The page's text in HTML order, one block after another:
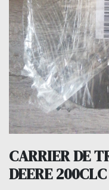
CARRIER DE
DEERE